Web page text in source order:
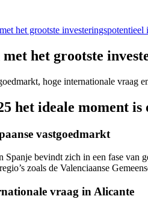
het grootste
met het grootste
hoge internationale vraag
het ideale moment
vastgoedmarkt
Spanje bevindt zich in een fase van
zoals de Valenciaanse
vraag in Alicante